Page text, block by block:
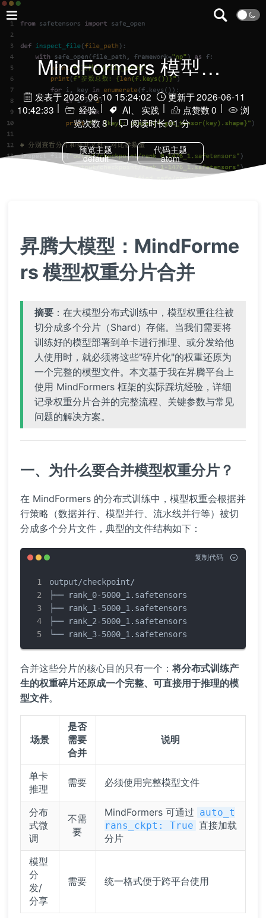
MindFormers 模型权重分片合并
发表于2026-06-10 15:24:02 更新于2026-06-11
10:42:33
经验 AI、 实践 点赞数0
浏
览次数8 阅读时长01 分
预览主题
default
代码主题
atom
昇腾大模型：MindForme
rs 模型权重分片合并
摘要：在大模型分布式训练中，模型权重往往被
切分成多个分片（Shard）存储。当我们需要将
训练好的模型部署到单卡进行推理、或分发给他
人使用时，就必须将这些"碎片化"的权重还原为
一个完整的模型文件。本文基于我在昇腾平台上
使用 MindFormers 框架的实际踩坑经验，详细
记录权重分片合并的完整流程、关键参数与常见
问题的解决方案。
一、为什么要合并模型权重分片？
在 MindFormers 的分布式训练中，模型权重会根据并
行策略（数据并行、模型并行、流水线并行等）被切
分成多个分片文件，典型的文件结构如下：
复制代码
output/checkpoint/
├── rank_0-5000_1.safetensors
├── rank_1-5000_1.safetensors
├── rank_2-5000_1.safetensors
└── rank_3-5000_1.safetensors
合并这些分片的核心目的只有一个：将分布式训练产
生的权重碎片还原成一个完整、可直接用于推理的模
型文件。
场景
是否
需要
合并
说明
单卡
推理
需要 必须使用完整模型文件
分布
式微
调
不需
要
MindFormers 可通过 auto_t
rans_ckpt: True 直接加载
分片
模型
分
发/
分享
需要 统一格式便于跨平台使用